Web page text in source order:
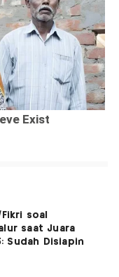
soal
saat Juara
Sudah Disiapin